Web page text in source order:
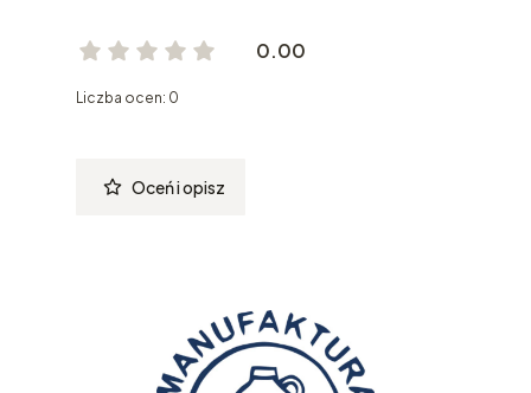
0.00
Liczba ocen: 0
Oceń i opisz